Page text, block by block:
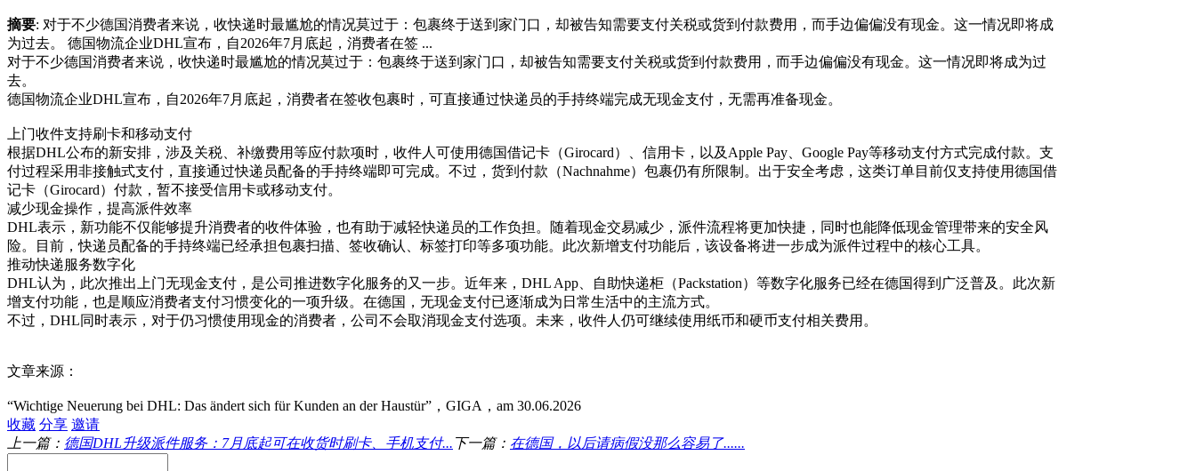
摘要: 对于不少德国消费者来说，收快递时最尴尬的情况莫过于：包裹终于送到家门口，却被告知需要支付关税或货到付款费用，而手边偏偏没有现金。这一情况即将成
为过去。 德国物流企业DHL宣布，自2026年7月底起，消费者在签 ...
对于不少德国消费者来说，收快递时最尴尬的情况莫过于：包裹终于送到家门口，却被告知需要支付关税或货到付款费用，而手边偏偏没有现金。这一情况即将成为过
去。
德国物流企业DHL宣布，自2026年7月底起，消费者在签收包裹时，可直接通过快递员的手持终端完成无现金支付，无需再准备现金。
上门收件支持刷卡和移动支付
根据DHL公布的新安排，涉及关税、补缴费用等应付款项时，收件人可使用德国借记卡（Girocard）、信用卡，以及Apple Pay、Google Pay等移动支付方式完成付款。支
付过程采用非接触式支付，直接通过快递员配备的手持终端即可完成。不过，货到付款（Nachnahme）包裹仍有所限制。出于安全考虑，这类订单目前仅支持使用德国借
记卡（Girocard）付款，暂不接受信用卡或移动支付。
减少现金操作，提高派件效率
DHL表示，新功能不仅能够提升消费者的收件体验，也有助于减轻快递员的工作负担。随着现金交易减少，派件流程将更加快捷，同时也能降低现金管理带来的安全风
险。目前，快递员配备的手持终端已经承担包裹扫描、签收确认、标签打印等多项功能。此次新增支付功能后，该设备将进一步成为派件过程中的核心工具。
推动快递服务数字化
DHL认为，此次推出上门无现金支付，是公司推进数字化服务的又一步。近年来，DHL App、自助快递柜（Packstation）等数字化服务已经在德国得到广泛普及。此次新
增支付功能，也是顺应消费者支付习惯变化的一项升级。在德国，无现金支付已逐渐成为日常生活中的主流方式。
不过，DHL同时表示，对于仍习惯使用现金的消费者，公司不会取消现金支付选项。未来，收件人仍可继续使用纸币和硬币支付相关费用。
文章来源：
“Wichtige Neuerung bei DHL: Das ändert sich für Kunden an der Haustür”，GIGA，am 30.06.2026
收藏 分享 邀请
上一篇： 德国DHL升级派件服务：7月底起可在收货时刷卡、手机支付... 下一篇： 在德国，以后请病假没那么容易了......